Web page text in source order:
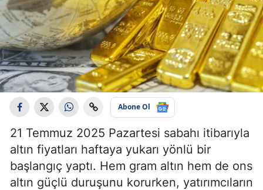
Abone Ol
21 Temmuz 2025 Pazartesi sabahı itibarıyla
altın fiyatları haftaya yukarı yönlü bir
başlangıç yaptı. Hem gram altın hem de ons
altın güçlü duruşunu korurken, yatırımcıların